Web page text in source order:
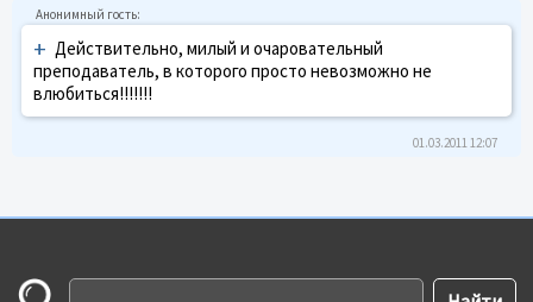
+ Действительно, милый и очаровательный
преподаватель, в которого просто невозможно не
влюбиться!!!!!!!
01.03.2011 12:07